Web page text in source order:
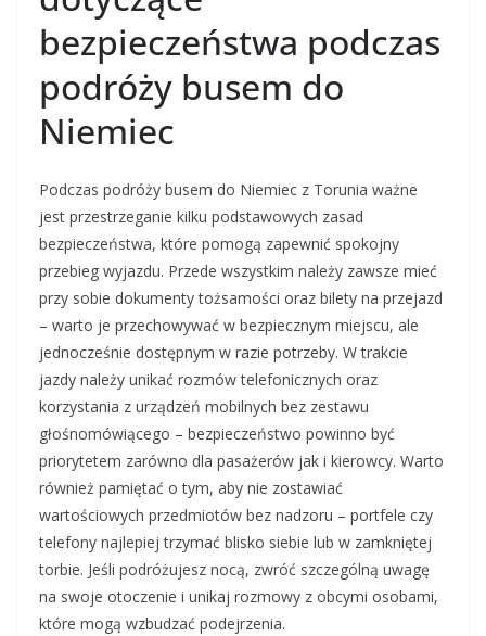
bezpieczeństwa podczas
podróży busem do
Niemiec
Podczas podróży busem do Niemiec z Torunia ważne
jest przestrzeganie kilku podstawowych zasad
bezpieczeństwa, które pomogą zapewnić spokojny
przebieg wyjazdu. Przede wszystkim należy zawsze mieć
przy sobie dokumenty tożsamości oraz bilety na przejazd
– warto je przechowywać w bezpiecznym miejscu, ale
jednocześnie dostępnym w razie potrzeby. W trakcie
jazdy należy unikać rozmów telefonicznych oraz
korzystania z urządzeń mobilnych bez zestawu
głośnomówiącego – bezpieczeństwo powinno być
priorytetem zarówno dla pasażerów jak i kierowcy. Warto
również pamiętać o tym, aby nie zostawiać
wartościowych przedmiotów bez nadzoru – portfele czy
telefony najlepiej trzymać blisko siebie lub w zamkniętej
torbie. Jeśli podróżujesz nocą, zwróć szczególną uwagę
na swoje otoczenie i unikaj rozmowy z obcymi osobami,
które mogą wzbudzać podejrzenia.